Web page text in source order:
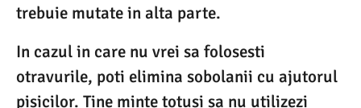
trebuie mutate in alta parte.
In cazul in care nu vrei sa folosesti
otravurile, poti elimina sobolanii cu ajutorul
pisicilor. Tine minte totusi sa nu utilizezi